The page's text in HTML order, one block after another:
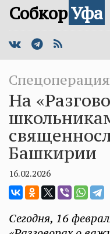
СобкорУфа
Спецоперация
На
Башкирии
16.02.2026
Сегодня, 16